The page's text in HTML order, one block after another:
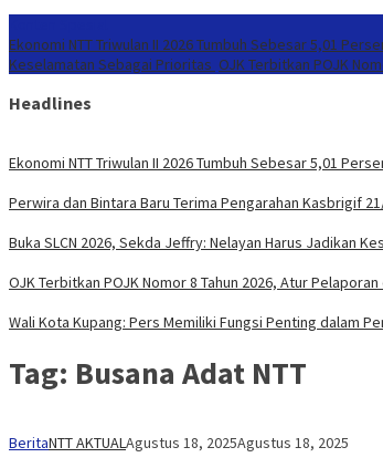
Ekonomi NTT Triwulan II 2026 Tumbuh Sebesar 5,01
Keselamatan Sebagai Prioritas OJK Terbitkan POJK
Headlines
Ekonomi NTT Triwulan II 2026 Tumbuh Sebesar 5,01
Perwira dan Bintara Baru Terima Pengarahan Kasbrigif
Buka SLCN 2026, Sekda Jeffry: Nelayan Harus Jadikan
OJK Terbitkan POJK Nomor 8 Tahun 2026, Atur
Wali Kota Kupang: Pers Memiliki Fungsi Penting dalam
Tag: Busana Adat NTT
BeritaNTT AKTUALAgustus 18, 2025Agustus 18, 2025